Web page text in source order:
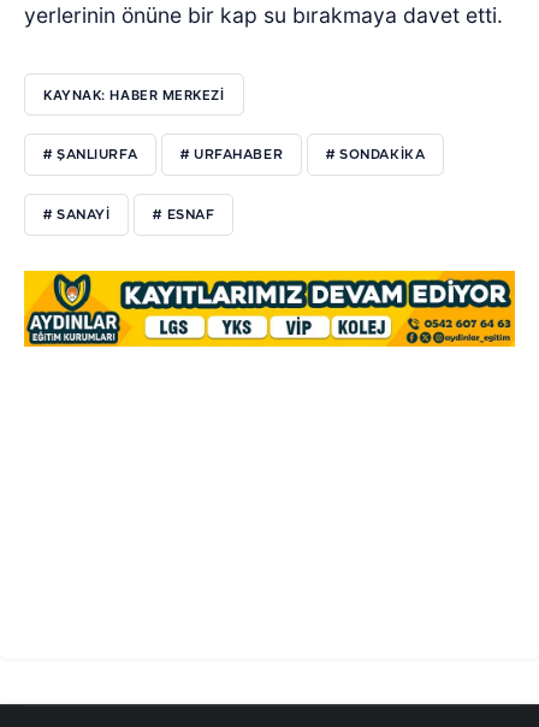
yerlerinin önüne bir kap su bırakmaya davet etti.
KAYNAK: HABER MERKEZI
# ŞANLIURFA # URFAHABER # SONDAKİKA
# SANAYİ # ESNAF